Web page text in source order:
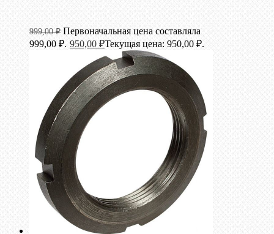
999,00₽ Первоначальная цена составляла
999,00 ₽. 950,00 ₽Текущая цена: 950,00 ₽.